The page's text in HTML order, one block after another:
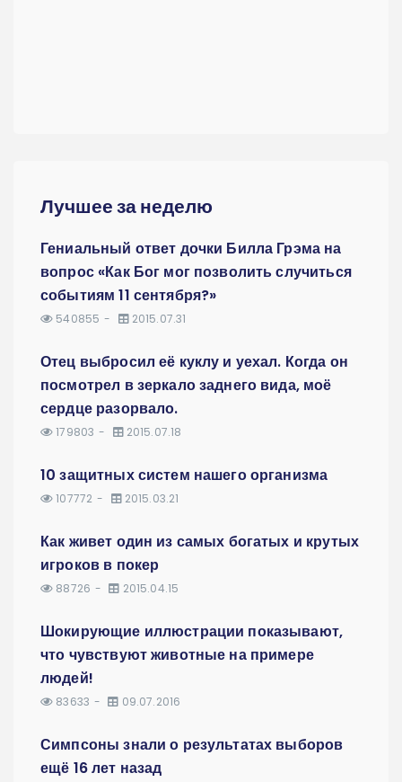
Лучшее за неделю
Гениальный ответ дочки Билла Грэма на
вопрос «Как Бог мог позволить случиться
событиям 11 сентября?»
540855 2015.07.31
Отец выбросил её куклу и уехал. Когда он
посмотрел в зеркало заднего вида, моё
сердце разорвало.
179803 2015.07.18
10 защитных систем нашего организма
107772 2015.03.21
Как живет один из самых богатых и крутых
игроков в покер
88726 2015.04.15
Шокирующие иллюстрации показывают,
что чувствуют животные на примере
людей!
83633 09.07.2016
Симпсоны знали о результатах выборов
ещё 16 лет назад